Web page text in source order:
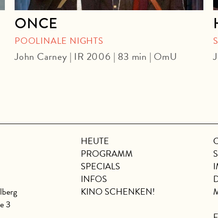
ONCE
POOLINALE NIGHTS
John Carney | IR 2006 | 83 min | OmU
3
HEUTE
PROGRAMM
SPECIALS
INFOS
KINO SCHENKEN!